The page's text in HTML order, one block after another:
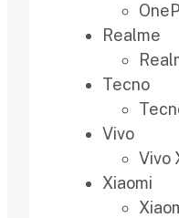
Realme
Tecno
Vivo
Vivo
Xiaomi